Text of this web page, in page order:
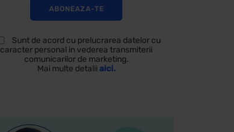
Sunt de acord cu prelucrarea datelor cu
caracter personal in vederea transmiterii
comunicarilor de marketing.
Mai multe detalii aici.